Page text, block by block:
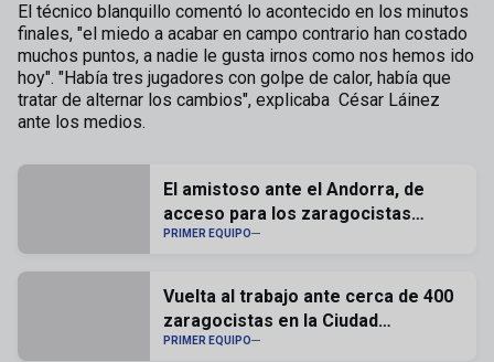
El técnico blanquillo comentó lo acontecido en los minutos
finales, "el miedo a acabar en campo contrario han costado
muchos puntos, a nadie le gusta irnos como nos hemos ido
hoy". "Había tres jugadores con golpe de calor, había que
tratar de alternar los cambios", explicaba César Láinez
ante los medios.
El amistoso ante el Andorra, de
acceso para los zaragocistas
abonados
PRIMER EQUIPO
Vuelta al trabajo ante cerca de 400
zaragocistas en la Ciudad
Deportiva
PRIMER EQUIPO